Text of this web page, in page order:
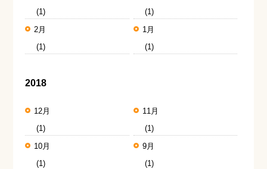
(1)
(1)
2月
(1)
1月
(1)
2018
12月
(1)
11月
(1)
10月
(1)
9月
(1)